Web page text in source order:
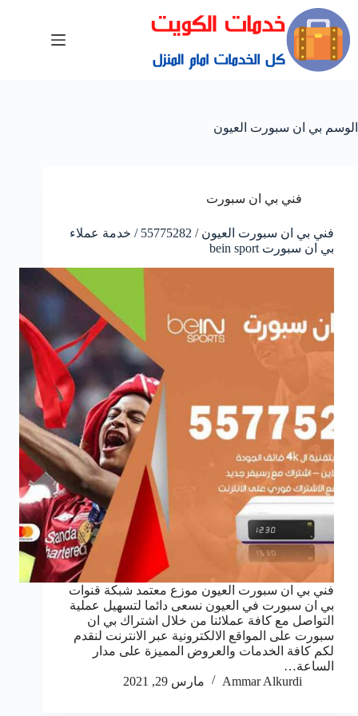
الوسم بي ان سبورت العيون
فني بي ان سبورت
فني بي ان سبورت العيون / 55775282 / خدمة عملاء
بي ان سبورت bein sport
فني بي ان سبورت العيون موزع معتمد شبكة قنوات
بي ان سبورت في العيون نسعى دائما لتسهيل عملية
التواصل مع كافة عملائنا من خلال اشتراك بي ان
سبورت على المواقع الالكترونية عبر الانترنت لنقدم
لكم كافة الخدمات والعروض المميزة على مدار
الساعة…
Ammar Alkurdi
مارس 29, 2021